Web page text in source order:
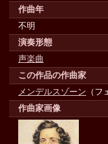
作曲年
不明
演奏形態
声楽曲
この作品の作曲家
メンデルスゾーン （
作曲家画像